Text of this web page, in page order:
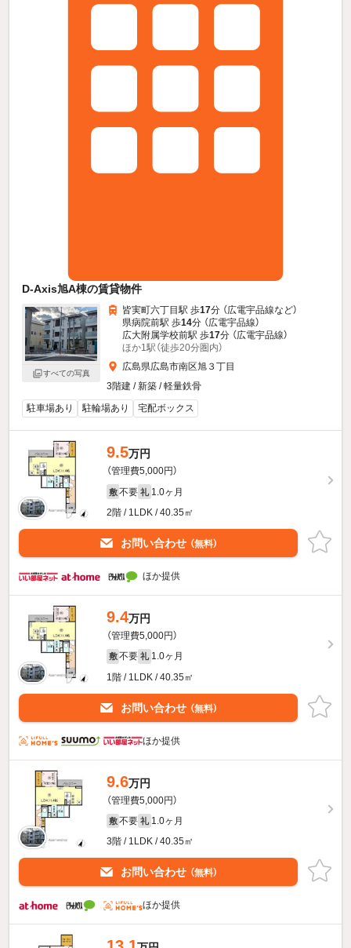
D-Axis旭A棟の賃貸物件
すべての写真
皆実町六丁目駅 歩17分 （広電宇品線など）
県病院前駅 歩14分 （広電宇品線）
広大附属学校前駅 歩17分 （広電宇品線）
ほか1駅（徒歩20分圏内）
広島県広島市南区旭３丁目
3階建 / 新築 / 軽量鉄骨
駐車場あり
駐輪場あり 宅配ボックス
9.5万円
（管理費5,000円）
敷 不要 礼 1.0ヶ月
2階 / 1LDK / 40.35㎡
お問い合わせ （無料）
ほか提供
9.4万円
（管理費5,000円）
敷 不要 礼 1.0ヶ月
1階 / 1LDK / 40.35㎡
お問い合わせ （無料）
ほか提供
9.6万円
（管理費5,000円）
敷 不要 礼 1.0ヶ月
3階 / 1LDK / 40.35㎡
お問い合わせ （無料）
ほか提供